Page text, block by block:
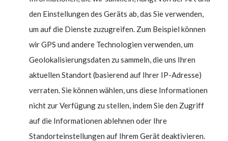
den Einstellungen des Geräts ab, das Sie verwenden,
um auf die Dienste zuzugreifen. Zum Beispiel können
wir GPS und andere Technologien verwenden, um
Geolokalisierungsdaten zu sammeln, die uns Ihren
aktuellen Standort (basierend auf Ihrer IP-Adresse)
verraten. Sie können wählen, uns diese Informationen
nicht zur Verfügung zu stellen, indem Sie den Zugriff
auf die Informationen ablehnen oder Ihre
Standorteinstellungen auf Ihrem Gerät deaktivieren.